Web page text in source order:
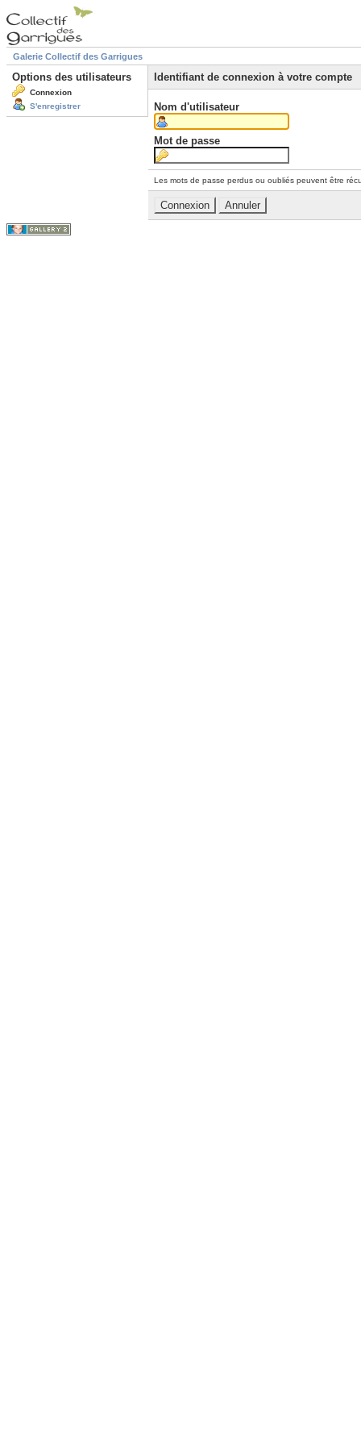
Galerie Collectif des Garrigues
Options des utilisateurs
Connexion
S'enregistrer
Identifiant de connexion à votre compte
Nom d'utilisateur
Mot de passe
Les mots de passe perdus ou oubliés peuvent être